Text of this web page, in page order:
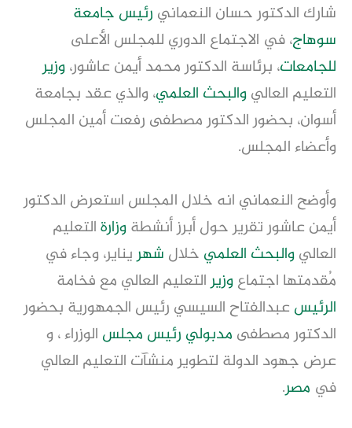
شارك الدكتور حسان النعماني رئيس جامعة
سوهاج، في الاجتماع الدوري للمجلس الأعلى
للجامعات، برئاسة الدكتور محمد أيمن عاشور،وزير
التعليم العاليوالبحث العلمي، والذي عقد بجامعة
أسوان، بحضور الدكتور مصطفى رفعت أمين المجلس
وأعضاء المجلس.
وأوضح النعماني انه خلال المجلس استعرض الدكتور
أيمن عاشور تقرير حول أبرز أنشطةوزارةالتعليم
العاليوالبحث العلمي خلال شهريناير، وجاء في
مُقدمتها اجتماعوزيرالتعليم العالي مع فخامة
الرئيس عبدالفتاح السيسي رئيس الجمهورية بحضور
الدكتور مصطفى مدبولي رئيس مجلس الوزراء ، و
عرض جهود الدولة لتطوير منشآت التعليم العالي
في مصر.